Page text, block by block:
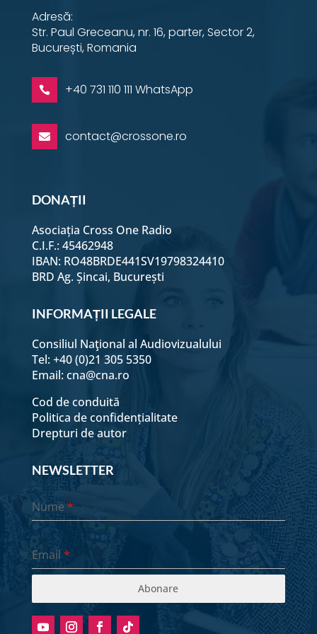
Adresă:
Str. Paul Greceanu, nr. 16, parter, Sector 2,
București, Romania
 +40 731 110 111 WhatsApp
 contact@crossone.ro
DONAȚII
Asociația Cross One Radio
C.I.F.: 45462948
IBAN: RO48BRDE441SV19798324410
BRD Ag. Șincai, București
INFORMAȚII LEGALE
Consiliul Naţional al Audiovizualului
Tel: +40 (0)21 305 5350
Email: cna@cna.ro
Cod de conduită
Politica de confidențialitate
Drepturi de autor
NEWSLETTER
Nume*
Email *
Abonare